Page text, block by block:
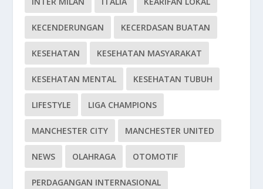
KECENDERUNGAN KECERDASAN BUATAN
KESEHATAN KESEHATAN MASYARAKAT
KESEHATAN MENTAL KESEHATAN TUBUH
LIFESTYLE LIGA CHAMPIONS
MANCHESTER CITY MANCHESTER UNITED
NEWS OLAHRAGA OTOMOTIF
PERDAGANGAN INTERNASIONAL